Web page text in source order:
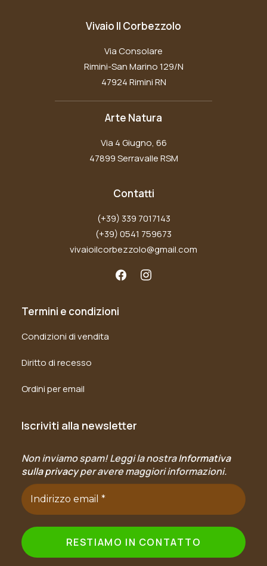
Vivaio Il Corbezzolo
Via Consolare
Rimini-San Marino 129/N
47924 Rimini RN
Arte Natura
Via 4 Giugno, 66
47899 Serravalle RSM
Contatti
(+39) 339 7017143
(+39) 0541 759673
vivaioilcorbezzolo@gmail.com
Termini e condizioni
Condizioni di vendita
Diritto di recesso
Ordini per email
Iscriviti alla newsletter
Non inviamo spam! Leggi la nostraInformativa
sulla privacyper avere maggiori informazioni.